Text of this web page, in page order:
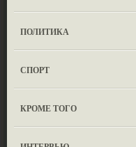
ПОЛИТИКА
СПОРТ
КРОМЕ ТОГО